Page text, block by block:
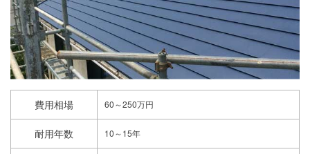
費用相場 60～250万円
耐用年数 10～15年